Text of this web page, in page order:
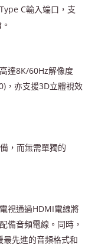
C輸入端口，支
達8K/60Hz解像度
，亦支援3D立體視效
，而無需單獨的
視通過HDMI電線將
備音頻電線。同時，
最先進的音頻格式和